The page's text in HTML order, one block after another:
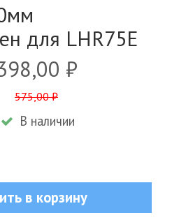
для LHR75E
₽
575,00 ₽
В наличии
в корзину